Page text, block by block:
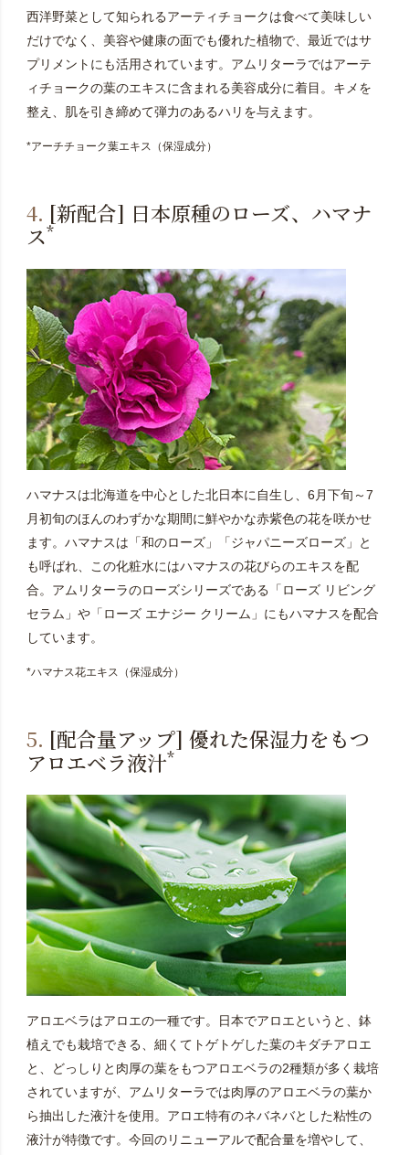
西洋野菜として知られるアーティチョークは食べて美味しい
だけでなく、美容や健康の面でも優れた植物で、最近ではサ
プリメントにも活用されています。アムリターラではアーテ
ィチョークの葉のエキスに含まれる美容成分に着目。キメを
整え、肌を引き締めて弾力のあるハリを与えます。
*アーチチョーク葉エキス（保湿成分）
4. [新配合] 日本原種のローズ、ハマナ
ス*
ハマナスは北海道を中心とした北日本に自生し、6月下旬～7
月初旬のほんのわずかな期間に鮮やかな赤紫色の花を咲かせ
ます。ハマナスは「和のローズ」「ジャパニーズローズ」と
も呼ばれ、この化粧水にはハマナスの花びらのエキスを配
合。アムリターラのローズシリーズである「ローズ リビング
セラム」や「ローズ エナジー クリーム」にもハマナスを配合
しています。
*ハマナス花エキス（保湿成分）
5. [配合量アップ] 優れた保湿力をもつ
アロエベラ液汁*
アロエベラはアロエの一種です。日本でアロエというと、鉢
植えでも栽培できる、細くてトゲトゲした葉のキダチアロエ
と、どっしりと肉厚の葉をもつアロエベラの2種類が多く栽培
されていますが、アムリターラでは肉厚のアロエベラの葉か
ら抽出した液汁を使用。アロエ特有のネバネバとした粘性の
液汁が特徴です。今回のリニューアルで配合量を増やして、